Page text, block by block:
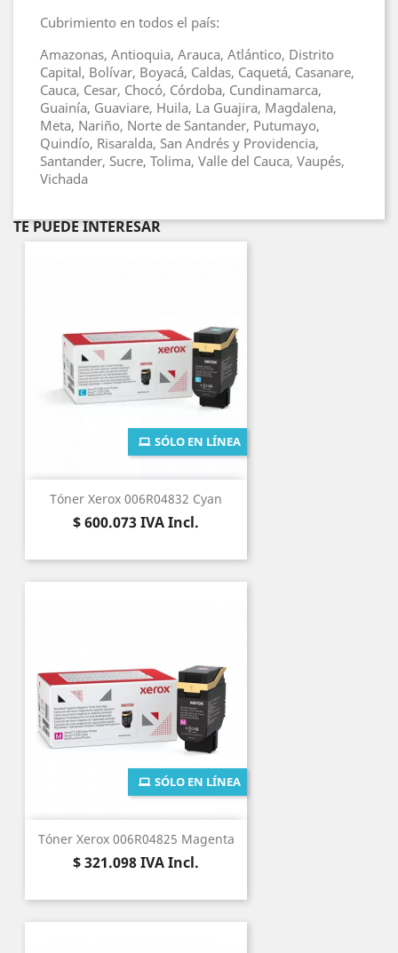
Cubrimiento en todos el país:
Amazonas, Antioquia, Arauca, Atlántico, Distrito
Capital, Bolívar, Boyacá, Caldas, Caquetá, Casanare,
Cauca, Cesar, Chocó, Córdoba, Cundinamarca,
Guainía, Guaviare, Huila, La Guajira, Magdalena,
Meta, Nariño, Norte de Santander, Putumayo,
Quindío, Risaralda, San Andrés y Providencia,
Santander, Sucre, Tolima, Valle del Cauca, Vaupés,
Vichada
TE PUEDE INTERESAR
Tóner Xerox 006R04832 Cyan
Precio
$ 600.073IVA Incl.
SÓLO EN LÍNEA
Tóner Xerox 006R04825 Magenta
Precio
$ 321.098IVA Incl.
SÓLO EN LÍNEA